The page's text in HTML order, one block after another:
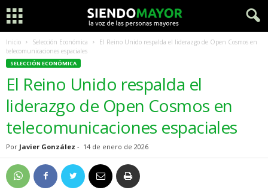
Inicio Selección Económica
El Reino Unido respalda el liderazgo de Open Cosmos en
telecomunicaciones espaciales
SELECCIÓN ECONÓMICA
El Reino Unido respalda el
liderazgo de Open Cosmos en
telecomunicaciones espaciales
Por Javier González - 14 de enero de 2026